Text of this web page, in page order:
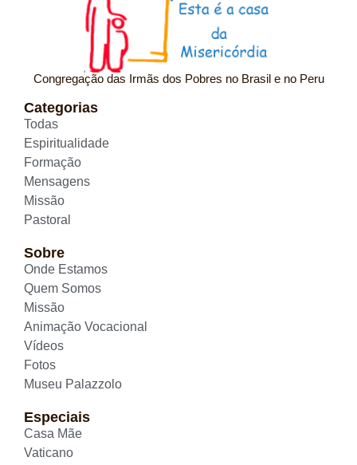
Congregação das Irmãs dos Pobres no Brasil e no Peru
Categorias
Todas
Espiritualidade
Formação
Mensagens
Missão
Pastoral
Sobre
Onde Estamos
Quem Somos
Missão
Animação Vocacional
Vídeos
Fotos
Museu Palazzolo
Especiais
Casa Mãe
Vaticano